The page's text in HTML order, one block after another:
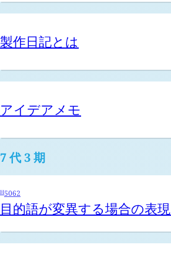
製作日記とは
アイデアメモ
7 代 3 期
H5062
目的語が変異する場合の表現